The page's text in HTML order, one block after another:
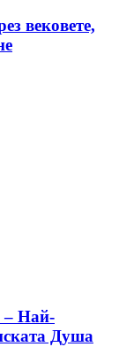
вековете,
– Най-
Душа